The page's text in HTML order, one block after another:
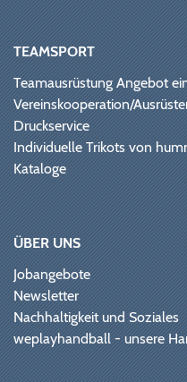
TEAMSPORT
Teamausrüstung Angebot
Vereinskooperation/
Druckservice
Individuelle Trikots von
Kataloge
ÜBER UNS
Jobangebote
Newsletter
Nachhaltigkeit und Soziales
weplayhandball - unsere